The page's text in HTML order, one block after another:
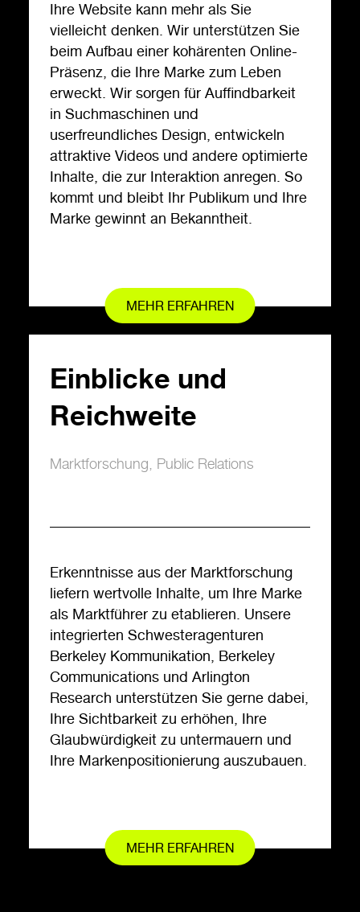
Ihre Website kann mehr als Sie
vielleicht denken. Wir unterstützen Sie
beim Aufbau einer kohärenten Online-
Präsenz, die Ihre Marke zum Leben
erweckt. Wir sorgen für Auffindbarkeit
in Suchmaschinen und
userfreundliches Design, entwickeln
attraktive Videos und andere optimierte
Inhalte, die zur Interaktion anregen. So
kommt und bleibt Ihr Publikum und Ihre
Marke gewinnt an Bekanntheit.
MEHR ERFAHREN
Einblicke und
Reichweite
Marktforschung Public Relations
Erkenntnisse aus der Marktforschung
liefern wertvolle Inhalte, um Ihre Marke
als Marktführer zu etablieren. Unsere
integrierten Schwesteragenturen
Berkeley Kommunikation, Berkeley
Communications und Arlington
Research unterstützen Sie gerne dabei,
Ihre Sichtbarkeit zu erhöhen, Ihre
Glaubwürdigkeit zu untermauern und
Ihre Markenpositionierung auszubauen.
MEHR ERFAHREN